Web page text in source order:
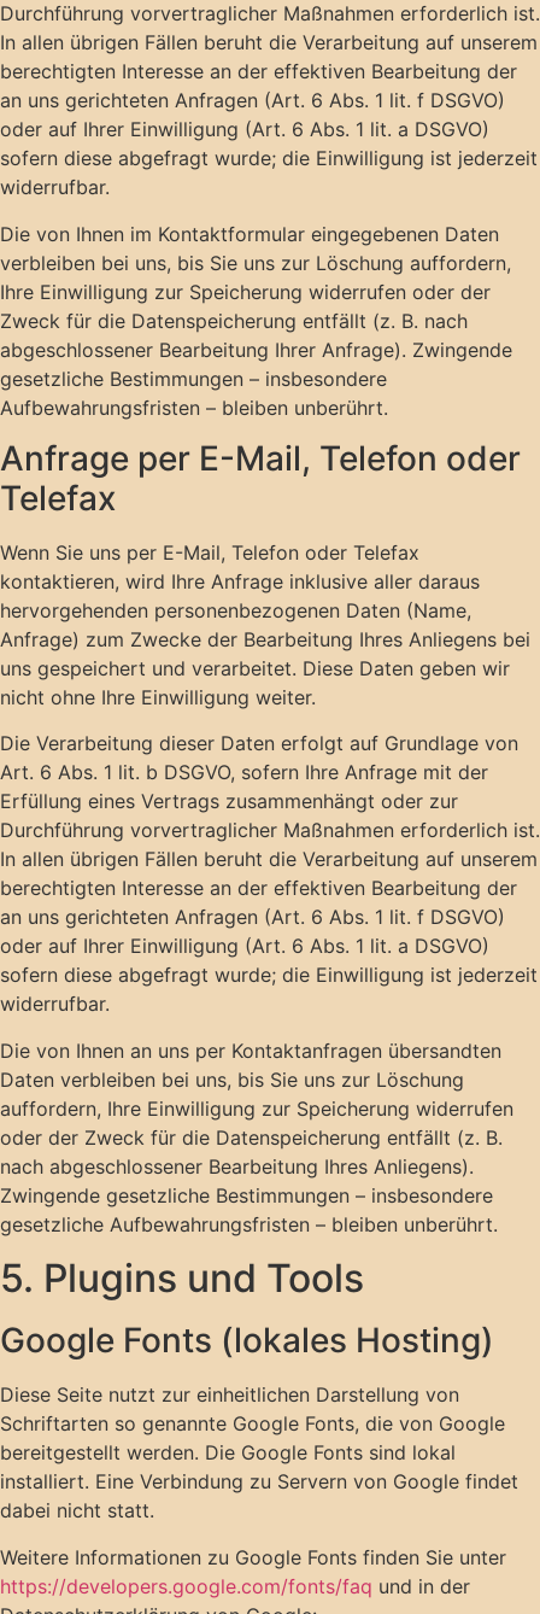
Durchführung vorvertraglicher Maßnahmen erforderlich ist.
In allen übrigen Fällen beruht die Verarbeitung auf unserem
berechtigten Interesse an der effektiven Bearbeitung der
an uns gerichteten Anfragen (Art. 6 Abs. 1 lit. f DSGVO)
oder auf Ihrer Einwilligung (Art. 6 Abs. 1 lit. a DSGVO)
sofern diese abgefragt wurde; die Einwilligung ist jederzeit
widerrufbar.
Die von Ihnen im Kontaktformular eingegebenen Daten
verbleiben bei uns, bis Sie uns zur Löschung auffordern,
Ihre Einwilligung zur Speicherung widerrufen oder der
Zweck für die Datenspeicherung entfällt (z. B. nach
abgeschlossener Bearbeitung Ihrer Anfrage). Zwingende
gesetzliche Bestimmungen – insbesondere
Aufbewahrungsfristen – bleiben unberührt.
Anfrage per E-Mail, Telefon oder
Telefax
Wenn Sie uns per E-Mail, Telefon oder Telefax
kontaktieren, wird Ihre Anfrage inklusive aller daraus
hervorgehenden personenbezogenen Daten (Name,
Anfrage) zum Zwecke der Bearbeitung Ihres Anliegens bei
uns gespeichert und verarbeitet. Diese Daten geben wir
nicht ohne Ihre Einwilligung weiter.
Die Verarbeitung dieser Daten erfolgt auf Grundlage von
Art. 6 Abs. 1 lit. b DSGVO, sofern Ihre Anfrage mit der
Erfüllung eines Vertrags zusammenhängt oder zur
Durchführung vorvertraglicher Maßnahmen erforderlich ist.
In allen übrigen Fällen beruht die Verarbeitung auf unserem
berechtigten Interesse an der effektiven Bearbeitung der
an uns gerichteten Anfragen (Art. 6 Abs. 1 lit. f DSGVO)
oder auf Ihrer Einwilligung (Art. 6 Abs. 1 lit. a DSGVO)
sofern diese abgefragt wurde; die Einwilligung ist jederzeit
widerrufbar.
Die von Ihnen an uns per Kontaktanfragen übersandten
Daten verbleiben bei uns, bis Sie uns zur Löschung
auffordern, Ihre Einwilligung zur Speicherung widerrufen
oder der Zweck für die Datenspeicherung entfällt (z. B.
nach abgeschlossener Bearbeitung Ihres Anliegens).
Zwingende gesetzliche Bestimmungen – insbesondere
gesetzliche Aufbewahrungsfristen – bleiben unberührt.
5. Plugins und Tools
Google Fonts (lokales Hosting)
Diese Seite nutzt zur einheitlichen Darstellung von
Schriftarten so genannte Google Fonts, die von Google
bereitgestellt werden. Die Google Fonts sind lokal
installiert. Eine Verbindung zu Servern von Google findet
dabei nicht statt.
Weitere Informationen zu Google Fonts finden Sie unter
https://developers.google.com/fonts/faq und in der